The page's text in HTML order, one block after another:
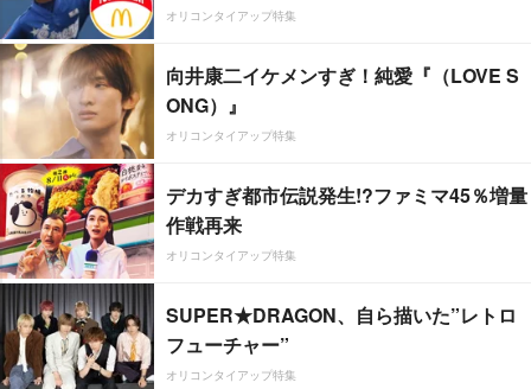
オリコンタイアップ特集
向井康二イケメンすぎ！純愛『（LOVE S
ONG）』
オリコンタイアップ特集
デカすぎ都市伝説発生!?ファミマ45％増量
作戦再来
オリコンタイアップ特集
SUPER★DRAGON、自ら描いた”レトロ
フューチャー”
オリコンタイアップ特集